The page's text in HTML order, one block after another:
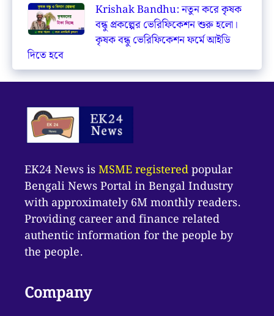
Krishak Bandhu: নতুন করে কৃষক
বন্ধু প্রকল্পের ভেরিফিকেশন শুরু হলো।
কৃষক বন্ধু ভেরিফিকেশন ফর্মে আইডি
দিতে হবে
EK24 News isMSME registeredpopular
Bengali News Portal in Bengal Industry
with approximately 6M monthly readers.
Providing career and finance related
authentic information for the people by
the people.
Company